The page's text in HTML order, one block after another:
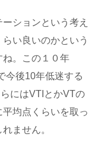
ションという考え
い良いのかという
。この１０年
今後10年低迷する
にはVTIとかVTの
均点くらいを取っ
ません。